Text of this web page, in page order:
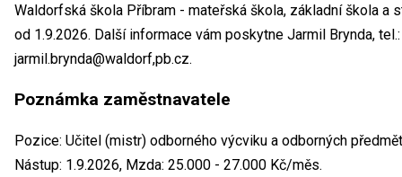
Waldorfská škola Příbram - mateřská škola, základní škola a
od 1.9.2026. Další informace vám poskytne Jarmil Brynda,
jarmil.brynda@waldorf,pb.cz.
Poznámka zaměstnavatele
Pozice: Učitel (mistr) odborného výcviku a odborných
Nástup: 1.9.2026, Mzda: 25.000 - 27.000 Kč/měs.